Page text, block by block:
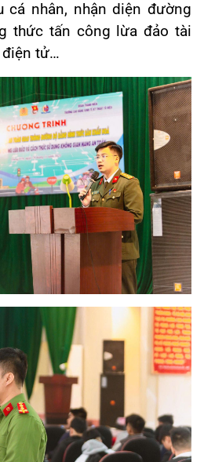
cá nhân, nhận diện đường
thức tấn công lừa đảo tài
điện tử…